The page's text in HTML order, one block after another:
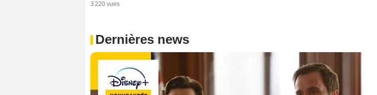
3 220 vues
Dernières news